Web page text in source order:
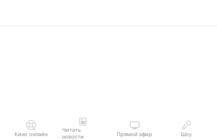
Кино онлайн
Читать
новости
Прямой эфир Шоу